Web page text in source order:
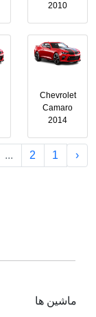
2010
Chevrolet
Camaro
2014
‹
1
2
...
ماشین ها